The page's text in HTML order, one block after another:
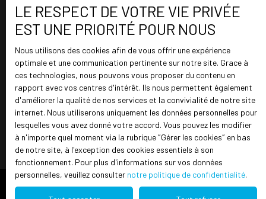
Propulsé par
5 PLACE DE LA CONCORDE
52000 CHAUMONT
LE RESPECT DE VOTRE VIE PRIVÉE
EST UNE PRIORITÉ POUR NOUS
Nous utilisons des cookies afin de vous offrir une expérience
optimale et une communication pertinente sur notre site. Grace à
ces technologies, nous pouvons vous proposer du contenu en
rapport avec vos centres d'intérêt. Ils nous permettent également
d'améliorer la qualité de nos services et la convivialité de notre site
internet. Nous utiliserons uniquement les données personnelles pour
lesquelles vous avez donné votre accord. Vous pouvez les modifier
à n'importe quel moment via la rubrique ″Gérer les cookies″ en bas
de notre site, à l'exception des cookies essentiels à son
fonctionnement. Pour plus d'informations sur vos données
personnelles, veuillez consulter notre politique de confidentialité.